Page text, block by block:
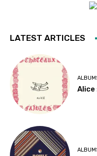
LATEST ARTICLES
Alice